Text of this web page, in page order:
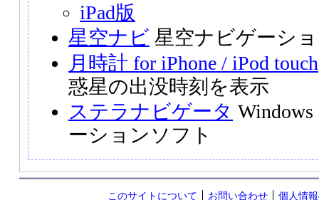
iPad版
星空ナビ 星空ナビゲーシ
月時計 for iPhone / iPod touch
惑星の出没時刻を表示
ステラナビゲータ
ーションソフト
このサイトについて お問い合わせ
個人情